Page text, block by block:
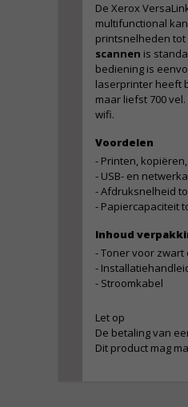
De Xerox
multifunctional
printsnelheden tot
scannen is
bediening is
laserprinter heeft
maar liefst 700
wifi.
Voordelen
- Printen,
- USB- en
- Afdruksnelheid
- Papiercapaciteit
Inhoud
- Toner voor zwart
-
- Stroomkabel
Let op
De betaling van
Dit product mag